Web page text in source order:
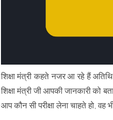
शिक्षा मंत्री कहते नजर आ रहे हैं
शिक्षा मंत्री जी आपकी जानकारी को
आप कौन सी परीक्षा लेना चाहते हो,